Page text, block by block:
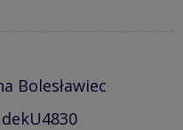
Bolesławiec